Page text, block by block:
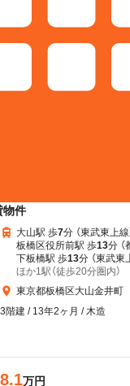
物件
大山駅 歩7分 （東武東上線
板橋区役所前駅 歩13分 （
下板橋駅 歩13分 （東武東
ほか1駅（徒歩20分圏内）
東京都板橋区大山金井町
3階建 / 13年2ヶ月 / 木造
8.1万円